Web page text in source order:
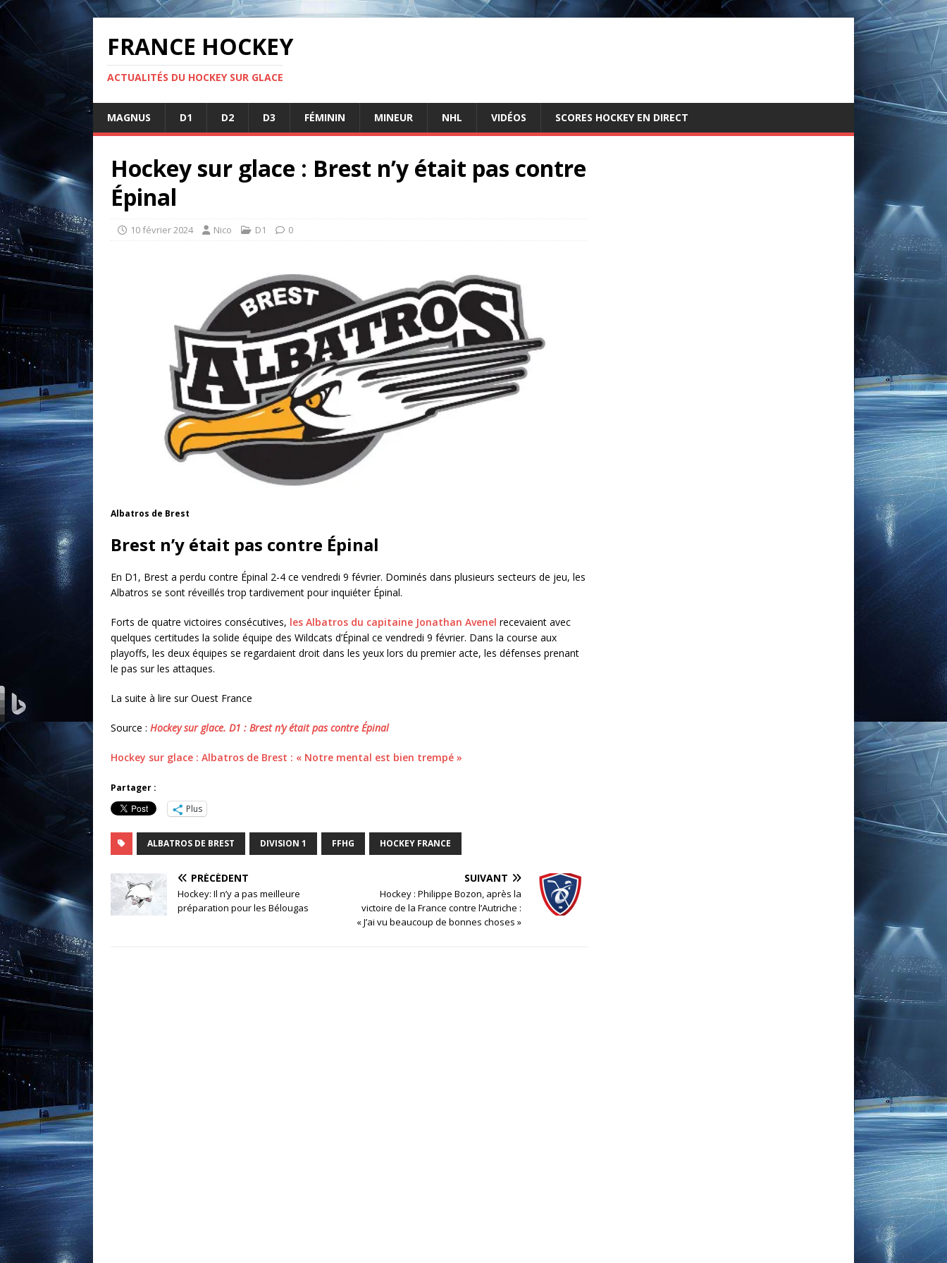
FRANCE HOCKEY
ACTUALITÉS DU HOCKEY SUR GLACE
MAGNUS D1 D2 D3 FÉMININ MINEUR NHL VIDÉOS SCORES HOCKEY EN DIRECT
Hockey sur glace : Brest n’y était pas contre
Épinal
10 février 2024 Nico D1 0
Albatros de Brest
Brest n’y était pas contre Épinal
En D1, Brest a perdu contre Épinal 2-4 ce vendredi 9 février. Dominés dans plusieurs secteurs de jeu, les
Albatros se sont réveillés trop tardivement pour inquiéter Épinal.
Forts de quatre victoires consécutives, les Albatros du capitaine Jonathan Avenel recevaient avec
quelques certitudes la solide équipe des Wildcats d’Épinal ce vendredi 9 février. Dans la course aux
playoffs, les deux équipes se regardaient droit dans les yeux lors du premier acte, les défenses prenant
le pas sur les attaques.
La suite à lire sur Ouest France
Source : Hockey sur glace. D1 : Brest n’y était pas contre Épinal
Hockey sur glace : Albatros de Brest : « Notre mental est bien trempé »
Partager :
Plus
ALBATROS DE BREST DIVISION 1 FFHG HOCKEY FRANCE
PRÉCÉDENT
Hockey: Il n’y a pas meilleure
préparation pour les Bélougas
SUIVANT
Hockey : Philippe Bozon, après la
victoire de la France contre l’Autriche :
« J’ai vu beaucoup de bonnes choses »